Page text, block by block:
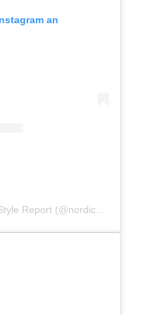
an
Ein Beitrag geteilt von Nordic Style Report (@nordicstylereport)